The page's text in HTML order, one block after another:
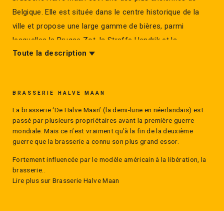
Belgique. Elle est située dans le centre historique de la
ville et propose une large gamme de bières, parmi
lesquelles la Brugse Zot, la Straffe Hendrik et la
Flandrien. Liste des bières les plus connues: Brugse Zot,
sauvages. Elle offre des notes fruitées et épicées, ainsi
qu'une amertume prononcée.
Toute la description
BRASSERIE HALVE MAAN
La brasserie ‘De Halve Maan’ (la demi-lune en néerlandais) est
passé par plusieurs propriétaires avant la première guerre
mondiale. Mais ce n’est vraiment qu’à la fin de la deuxième
guerre que la brasserie a connu son plus grand essor.
Fortement influencée par le modèle américain à la libération, la
brasserie..
Lire plus sur Brasserie Halve Maan